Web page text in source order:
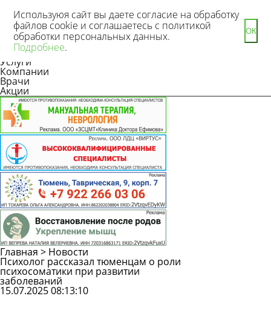
Новости
Статьи
Услуги
Компании
Врачи
Акции
Главная > Новости
Психолог рассказал тюменцам о роли
психосоматики при развитии
заболеваний
15.07.2025 08:13:10
Используюя сайт вы даете согласие на обработку
файлов cookie и соглашаетесь с политикой
обработки персональных данных.
Подробнее.
ОК